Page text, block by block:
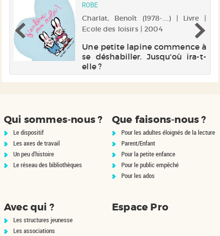
ROBE
Charlat, Benoît (1978-....) | Livre |
Ecole des loisirs | 2004
Une petite lapine commence à
se déshabiller. Jusqu'où ira-t-
elle ?
Qui sommes-nous ?
Le dispositif
Les axes de travail
Un peu d'histoire
Le réseau des bibliothèques
Que faisons-nous ?
Pour les adultes éloignés de la lecture
Parent/Enfant
Pour la petite enfance
Pour le public empêché
Pour les ados
Avec qui ?
Les structures jeunesse
Les associations
Espace Pro